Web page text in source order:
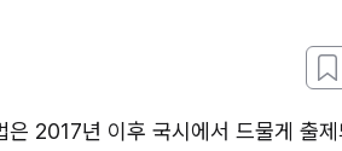
2017년 이후 국시에서 드물게 출